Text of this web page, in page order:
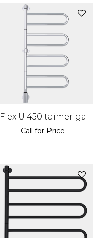
Flex U 450 taimeriga
Call for Price